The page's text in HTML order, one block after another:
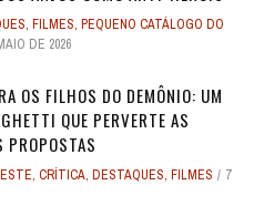
, FILMES, PEQUENO CATÁLOGO DO
DE 2026
OS FILHOS DO DEMÔNIO: UM
QUE PERVERTE AS
PROPOSTAS
, CRÍTICA, DESTAQUES, FILMES
7